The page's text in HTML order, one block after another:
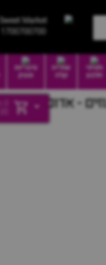
Sweet Market
1700700700
חטיפי
חלבון
שתייה
קלה
סיגריות
וטבק
- אדום